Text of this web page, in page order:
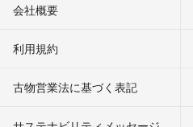
会社概要
利用規約
古物営業法に基づく表記